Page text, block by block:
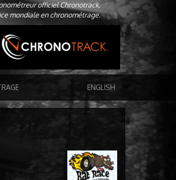
officiel Chronotrack,
mondiale en chronométrage.
ENGLISH